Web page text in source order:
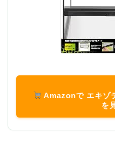
Amazonで エキゾ
を